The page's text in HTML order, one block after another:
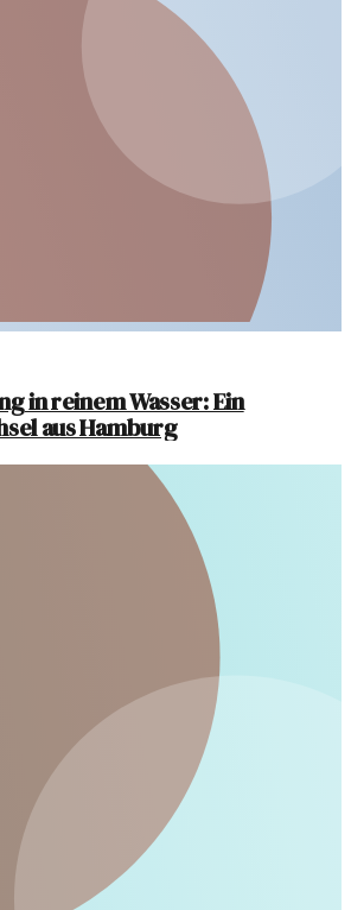
in reinem Wasser: Ein
aus Hamburg